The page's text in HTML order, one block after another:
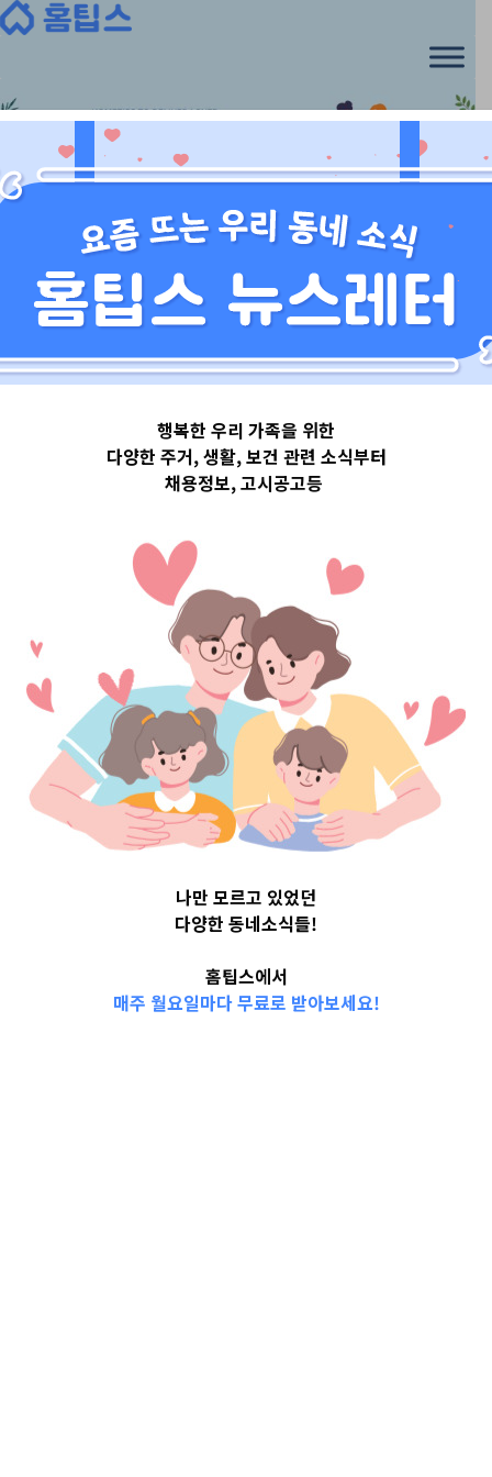
Skip
경기도
경기도광주시
Top 3 및 주간
소식 –
20230504
2023-05-04
readybaby-admin
행복한 우리 가족을 위한
다양한 주거, 생활, 보건 관련 소식부터
채용정보, 고시공고등
나만 모르고 있었던
다양한 동네소식들!
홈팁스에서
매주 월요일마다 무료로 받아보세요!